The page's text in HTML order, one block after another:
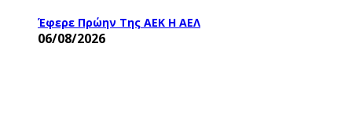
Έφερε Πρώην Της ΑΕΚ Η ΑΕΛ
06/08/2026